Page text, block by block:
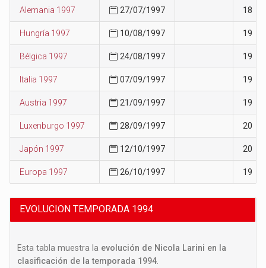
Alemania 1997 27/07/1997 18
Hungría 1997 10/08/1997 19
Bélgica 1997 24/08/1997 19
Italia 1997 07/09/1997 19
Austria 1997 21/09/1997 19
Luxenburgo 1997 28/09/1997 20
Japón 1997 12/10/1997 20
Europa 1997 26/10/1997 19
EVOLUCION TEMPORADA 1994
Esta tabla muestra la evolución de Nicola Larini en la
clasificación de la temporada 1994